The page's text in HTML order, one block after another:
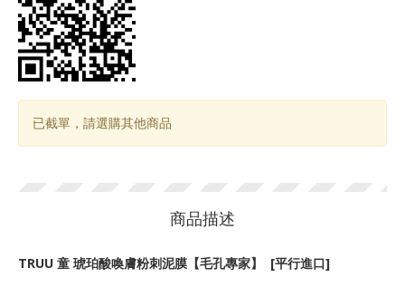
已截單，請選購其他商品
商品描述
TRUU 童 琥珀酸喚膚粉刺泥膜【毛孔專家】 [平行進口]